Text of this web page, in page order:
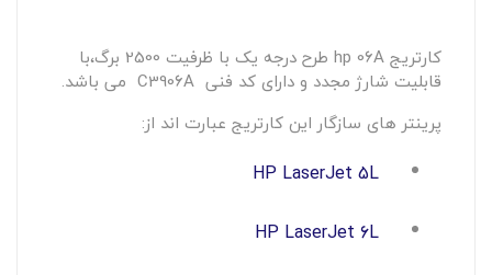
کارتریج hp 06A طرح درجه یک با ظرفیت 2500 برگ،با
قابلیت شارژ مجدد و دارای کد فنی C3906A می باشد.
پرینتر های سازگار این کارتریج عبارت اند از:
HP LaserJet 5L
HP LaserJet 6L